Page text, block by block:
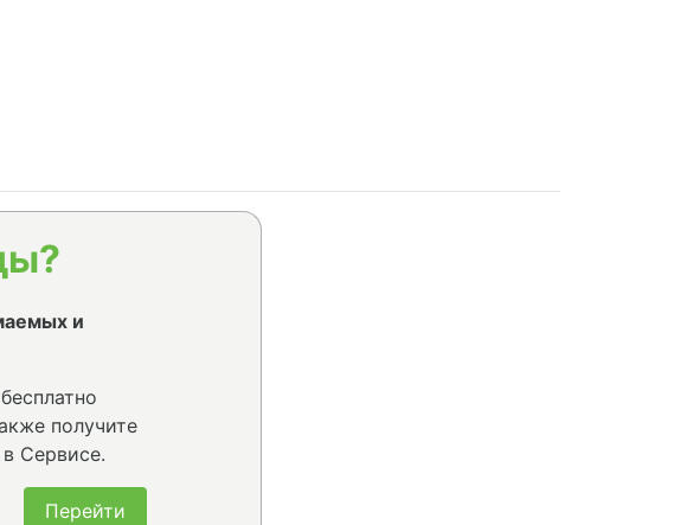
и
получите
Сервисе.
Перейти